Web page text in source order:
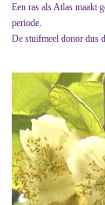
Een ras als Atlas maakt
periode.
De stuifmeel donor dus